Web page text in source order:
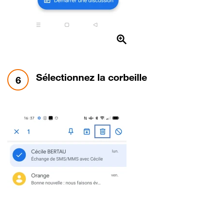
6 étape 6:
Sélectionnez la corbeille